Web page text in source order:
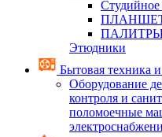
Студийное
Этюдники
Бытовая техника
Оборудование
контроля и
поломоечные